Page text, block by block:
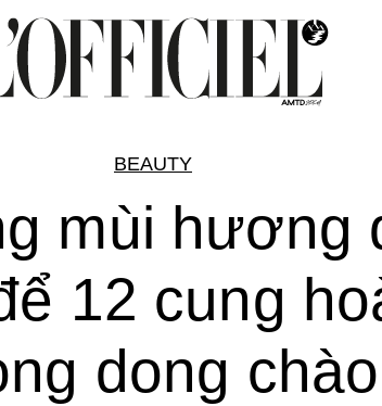
BEAUTY
mùi hương
12 cung
dong